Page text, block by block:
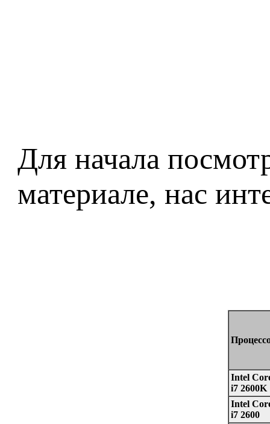
Для начала
материале, нас
Intel
i7 2600K
Intel
i7 2600